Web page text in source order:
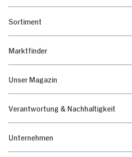
Sortiment
Marktfinder
Unser Magazin
Verantwortung & Nachhaltigkeit
Unternehmen